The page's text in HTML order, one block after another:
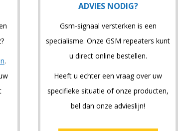
.
ADVIES NODIG?
Gsm-signaal versterken is een
specialisme. Onze GSM repeaters kunt
u direct online bestellen.
Heeft u echter een vraag over uw
specifieke situatie of onze producten,
bel dan onze advieslijn!